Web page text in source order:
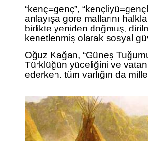
“kenç=genç”,
anlayışa göre mallarını
birlikte yeniden doğmuş,
kenetlenmiş olarak sosyal
Oğuz Kağan, “Güneş
Türklüğün yüceliğini ve
ederken, tüm varlığın da